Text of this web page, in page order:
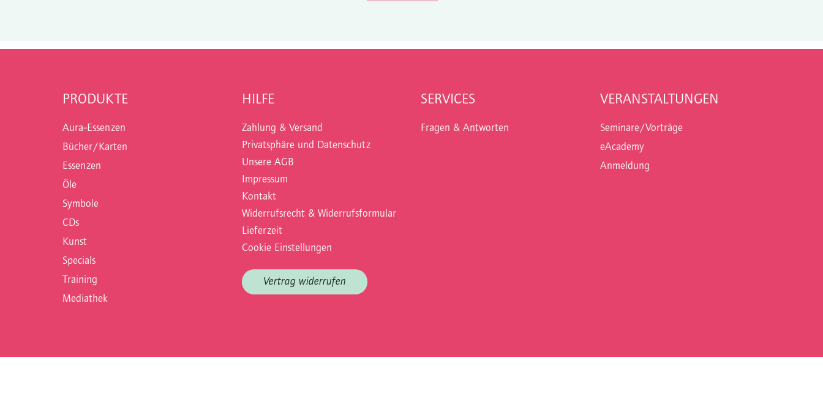
PRODUKTE
Aura-Essenzen
Bücher/Karten
Essenzen
Öle
Symbole
CDs
Kunst
Specials
Training
Mediathek
HILFE
Zahlung & Versand
Privatsphäre und Datenschutz
Unsere AGB
Impressum
Kontakt
Widerrufsrecht & Widerrufsformular
Lieferzeit
Cookie Einstellungen
Vertrag widerrufen
SERVICES
Fragen & Antworten
VERANSTALTUNGEN
Seminare/Vorträge
eAcademy
Anmeldung